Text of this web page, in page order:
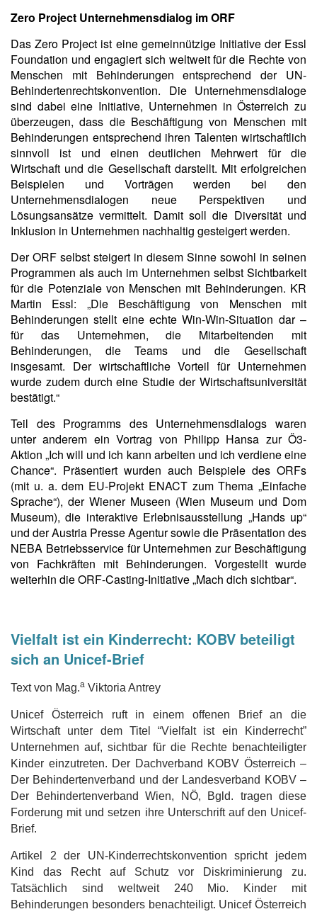
Zero Project Unternehmensdialog im ORF
Das Zero Project ist eine gemeinnützige Initiative der Essl
Foundation und engagiert sich weltweit für die Rechte von
Menschen mit Behinderungen entsprechend der UN-
Behindertenrechtskonvention. Die Unternehmensdialoge
sind dabei eine Initiative, Unternehmen in Österreich zu
überzeugen, dass die Beschäftigung von Menschen mit
Behinderungen entsprechend ihren Talenten wirtschaftlich
sinnvoll ist und einen deutlichen Mehrwert für die
Wirtschaft und die Gesellschaft darstellt. Mit erfolgreichen
Beispielen und Vorträgen werden bei den
Unternehmensdialogen neue Perspektiven und
Lösungsansätze vermittelt. Damit soll die Diversität und
Inklusion in Unternehmen nachhaltig gesteigert werden.
Der ORF selbst steigert in diesem Sinne sowohl in seinen
Programmen als auch im Unternehmen selbst Sichtbarkeit
für die Potenziale von Menschen mit Behinderungen. KR
Martin Essl: „Die Beschäftigung von Menschen mit
Behinderungen stellt eine echte Win-Win-Situation dar –
für das Unternehmen, die Mitarbeitenden mit
Behinderungen, die Teams und die Gesellschaft
insgesamt. Der wirtschaftliche Vorteil für Unternehmen
wurde zudem durch eine Studie der Wirtschaftsuniversität
bestätigt.“
Teil des Programms des Unternehmensdialogs waren
unter anderem ein Vortrag von Philipp Hansa zur Ö3-
Aktion „Ich will und ich kann arbeiten und ich verdiene eine
Chance“. Präsentiert wurden auch Beispiele des ORFs
(mit u. a. dem EU-Projekt ENACT zum Thema „Einfache
Sprache“), der Wiener Museen (Wien Museum und Dom
Museum), die interaktive Erlebnisausstellung „Hands up“
und der Austria Presse Agentur sowie die Präsentation des
NEBA Betriebsservice für Unternehmen zur Beschäftigung
von Fachkräften mit Behinderungen. Vorgestellt wurde
weiterhin die ORF-Casting-Initiative „Mach dich sichtbar“.
Vielfalt ist ein Kinderrecht: KOBV beteiligt
sich an Unicef-Brief
Text von Mag.a Viktoria Antrey
Unicef Österreich ruft in einem offenen Brief an die
Wirtschaft unter dem Titel “Vielfalt ist ein Kinderrecht”
Unternehmen auf, sichtbar für die Rechte benachteiligter
Kinder einzutreten. Der Dachverband KOBV Österreich –
Der Behindertenverband und der Landesverband KOBV –
Der Behindertenverband Wien, NÖ, Bgld. tragen diese
Forderung mit und setzen ihre Unterschrift auf den Unicef-
Brief.
Artikel 2 der UN-Kinderrechtskonvention spricht jedem
Kind das Recht auf Schutz vor Diskriminierung zu.
Tatsächlich sind weltweit 240 Mio. Kinder mit
Behinderungen besonders benachteiligt. Unicef Österreich